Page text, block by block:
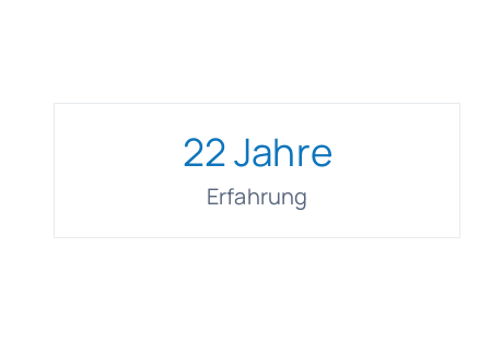
22Jahre
Erfahrung